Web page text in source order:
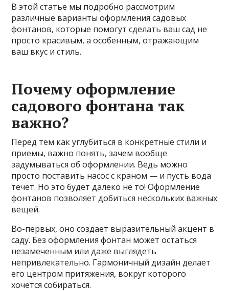
В этой статье мы подробно рассмотрим
различные варианты оформления садовых
фонтанов, которые помогут сделать ваш сад не
просто красивым, а особенным, отражающим
ваш вкус и стиль.
Почему оформление
садового фонтана так
важно?
Перед тем как углубиться в конкретные стили и
приемы, важно понять, зачем вообще
задумываться об оформлении. Ведь можно
просто поставить насос с краном — и пусть вода
течет. Но это будет далеко не то! Оформление
фонтанов позволяет добиться нескольких важных
вещей.
Во-первых, оно создает выразительный акцент в
саду. Без оформления фонтан может остаться
незамеченным или даже выглядеть
непривлекательно. Гармоничный дизайн делает
его центром притяжения, вокруг которого
хочется собираться.